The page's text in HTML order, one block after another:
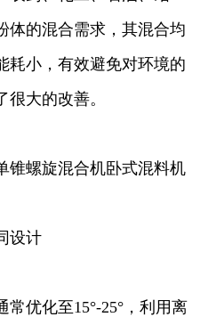
体的混合需求，其混合均
耗小，有效避免对环境的
大的改善。
锥螺旋混合机卧式混料机
设计
优化至15°-25°，利用离